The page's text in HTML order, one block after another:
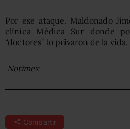
Por ese ataque, Maldonado
clínica Médica Sur donde
“doctores” lo privaron de la vida.
Notimex
Compartir